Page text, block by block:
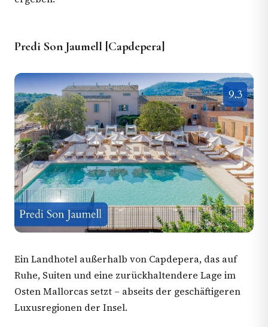
Predi Son Jaumell [Capdepera]
Ein Landhotel außerhalb von Capdepera, das auf
Ruhe, Suiten und eine zurückhaltendere Lage im
Osten Mallorcas setzt – abseits der geschäftigeren
Luxusregionen der Insel.